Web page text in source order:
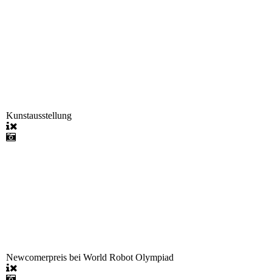
Kunstausstellung
Newcomerpreis bei World Robot Olympiad